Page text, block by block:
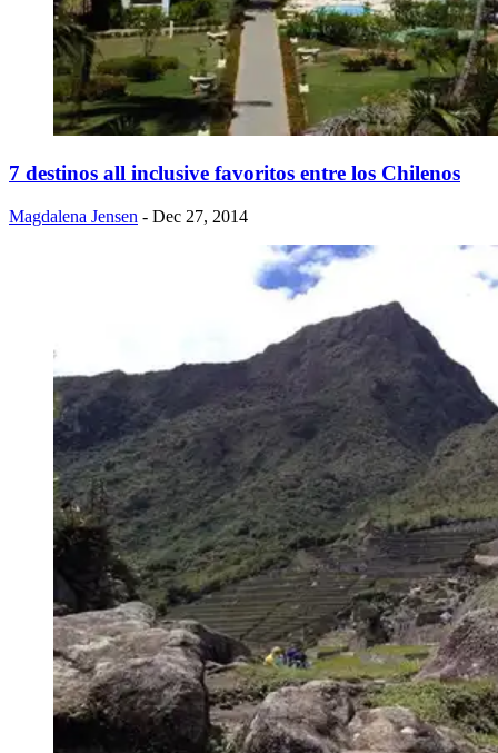
​7 destinos all inclusive favoritos entre los Chilenos
Magdalena Jensen - Dec 27, 2014